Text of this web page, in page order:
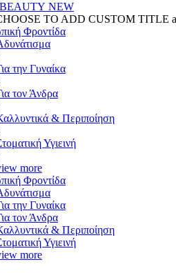
NEW
TO ADD CUSTOM TITLE
Φροντίδα
την Γυναίκα
τον Άνδρα
& Περιποίηση
Υγιεινή
more
Φροντίδα
την Γυναίκα
τον Άνδρα
& Περιποίηση
Υγιεινή
more